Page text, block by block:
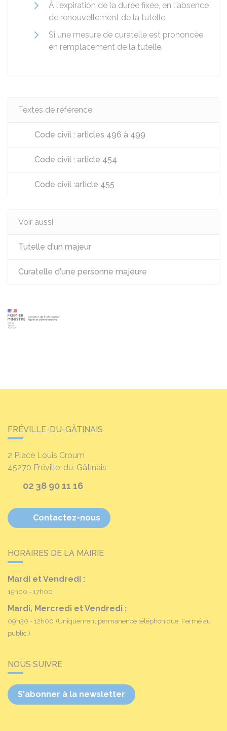
À l'expiration de la durée fixée, en l'absence
de renouvellement de la tutelle
Si une mesure de curatelle est prononcée
en remplacement de la tutelle.
Textes de référence
Code civil : articles 496 à 499
Code civil : article 454
Code civil :article 455
Voir aussi
Tutelle d'un majeur
Curatelle d'une personne majeure
FRÉVILLE-DU-GÂTINAIS
2 Place Louis Croum
45270 Fréville-du-Gâtinais
02 38 90 11 16
Contactez-nous
HORAIRES DE LA MAIRIE
Mardi et Vendredi :
15h00 - 17h00
Mardi, Mercredi et Vendredi :
09h30 - 12h00 (Uniquement permanence téléphonique. Fermé au
public.)
NOUS SUIVRE
S'abonner à la newsletter